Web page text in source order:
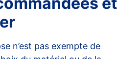
n’est pas exempte de